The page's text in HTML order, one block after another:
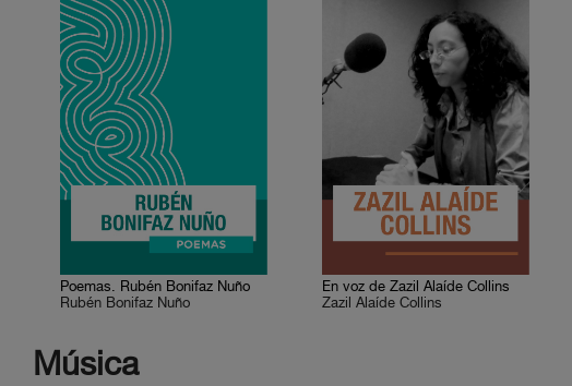
Poemas. Rubén Bonifaz Nuño
Rubén Bonifaz Nuño
En voz de Zazil Alaíde Collins
Zazil Alaíde Collins
Música